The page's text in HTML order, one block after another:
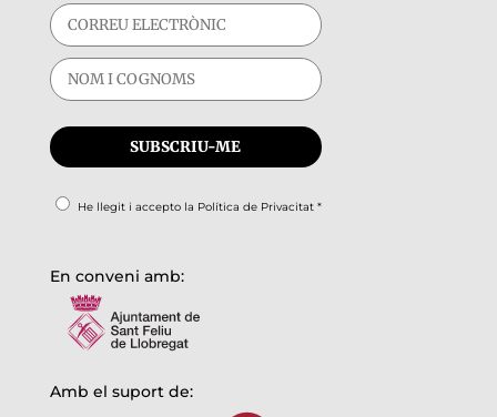
He llegit i accepto la Política de Privacitat*
En conveni amb:
Amb el suport de: